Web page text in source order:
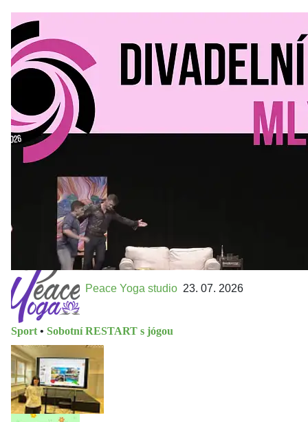
Divadelní Mlýn 30. 07. 2026
Kultura a volný čas
Divadelní mlýn. 15. až 18. října KD
MLEJN. Vstupenky již v prodeji.
Přijďte na přátelský festival divadla a inspirace 15. až 18.
října 2026 Vstupenky již v prodeji na GOOUT -
https://divadelnimlyn.cz/vstupenky Představ si čtyři dny
Peace Yoga studio 23. 07. 2026
Sport • Sobotní RESTART s jógou